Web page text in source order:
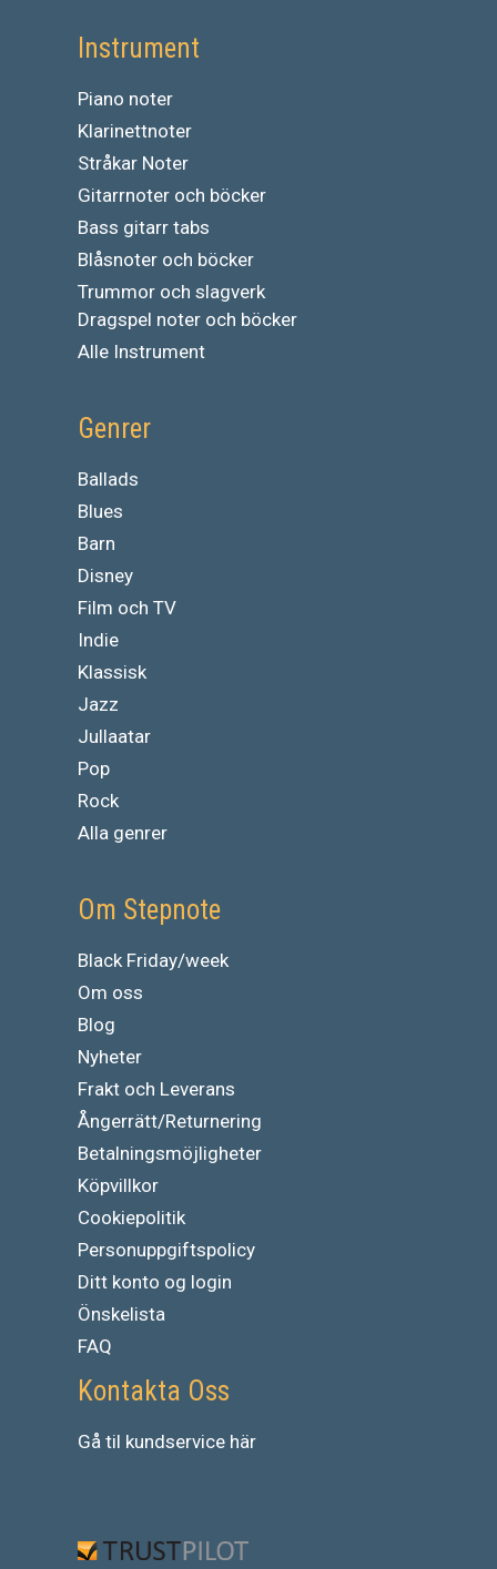
Instrument
Piano noter
Klarinettnoter
Stråkar Noter
Gitarrnoter och böcker
Bass gitarr tabs
Blåsnoter och böcker
Trummor och slagverk
Dragspel noter och böcker
Alle Instrument
Genrer
Ballads
Blues
Barn
Disney
Film och TV
Indie
Klassisk
Jazz
Jullaatar
Pop
Rock
Alla genrer
Om Stepnote
Black Friday/week
Om oss
Blog
Nyheter
Frakt och Leverans
Ångerrätt/Returnering
Betalningsmöjligheter
Köpvillkor
Cookiepolitik
Personuppgiftspolicy
Ditt konto og login
Önskelista
FAQ
Kontakta Oss
Gå til kundservice här